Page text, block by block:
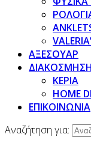
ΑΞΕΣΟΥΑΡ
ΔΙΑΚΟΣΜΗΣΗ
ΚΕΡΙΑ
HOME
ΕΠΙΚΟΙΝΩΝΙΑ
Αναζήτηση για: